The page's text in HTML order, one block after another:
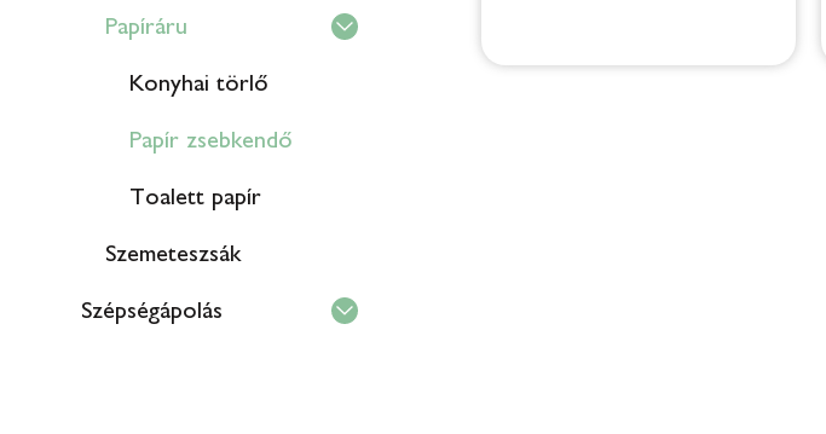
Papíráru
Konyhai törlő
Papír zsebkendő
Toalett papír
Szemeteszsák
Szépségápolás